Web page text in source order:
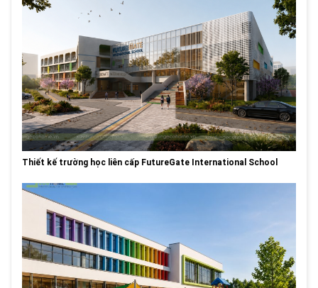
Thiết kế trường học liên cấp FutureGate International School